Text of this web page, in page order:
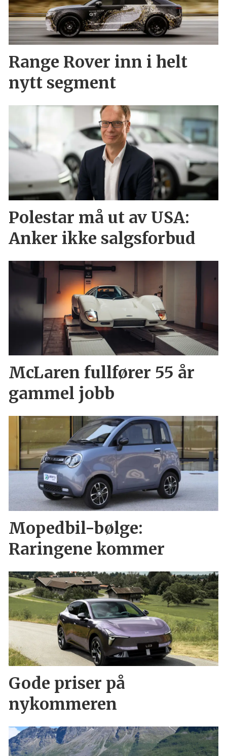
Range Rover inn i helt
nytt segment
Polestar må ut av USA:
Anker ikke salgsforbud
McLaren fullfører 55 år
gammel jobb
Mopedbil-bølge:
Raringene kommer
Gode priser på
nykommeren